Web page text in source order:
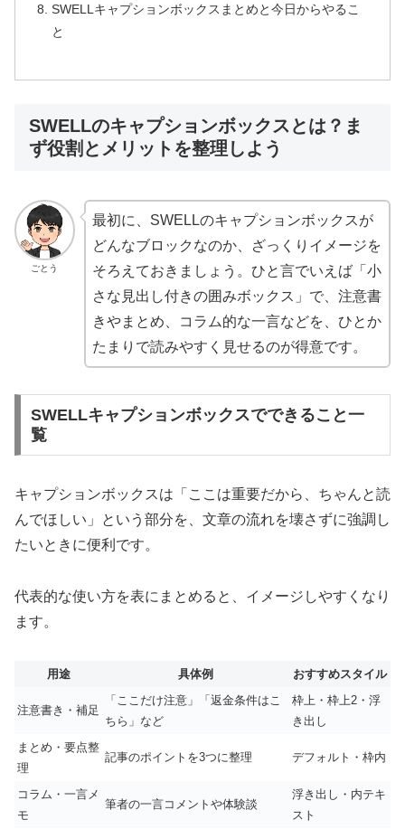
SWELLキャプションボックスまとめと今日からやるこ
と
SWELLのキャプションボックスとは？ま
ず役割とメリットを整理しよう
ごとう
最初に、SWELLのキャプションボックスが
どんなブロックなのか、ざっくりイメージを
そろえておきましょう。ひと言でいえば「小
さな見出し付きの囲みボックス」で、注意書
きやまとめ、コラム的な一言などを、ひとか
たまりで読みやすく見せるのが得意です。
SWELLキャプションボックスでできること一
覧
キャプションボックスは「ここは重要だから、ちゃんと読
んでほしい」という部分を、文章の流れを壊さずに強調し
たいときに便利です。
代表的な使い方を表にまとめると、イメージしやすくなり
ます。
用途 具体例 おすすめスタイル
注意書き・補足
「ここだけ注意」「返金条件はこ
ちら」など
枠上・枠上2・浮
き出し
まとめ・要点整
理
記事のポイントを3つに整理 デフォルト・枠内
コラム・一言メ
モ
筆者の一言コメントや体験談
浮き出し・内テキ
スト